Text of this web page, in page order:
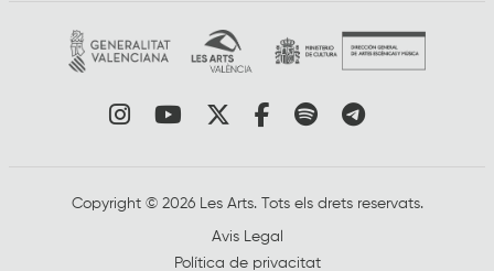
Link a instagram
Link a youtube
Link a twitter
Link a facebook
Link a spotify
Link a
Copyright © 2026 Les Arts. Tots els drets reservats.
Avis Legal
Política de privacitat